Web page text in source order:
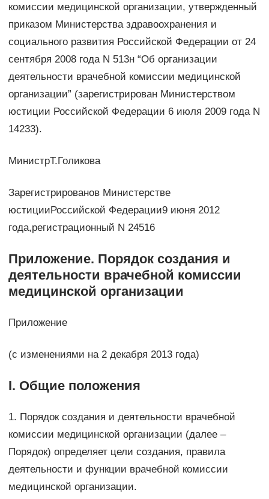
комиссии медицинской организации, утвержденный
приказом Министерства здравоохранения и
социального развития Российской Федерации от 24
сентября 2008 года N 513н “Об организации
деятельности врачебной комиссии медицинской
организации” (зарегистрирован Министерством
юстиции Российской Федерации 6 июля 2009 года N
14233).
МинистрТ.Голикова
Зарегистрированов Министерстве
юстицииРоссийской Федерации9 июня 2012
года,регистрационный N 24516
Приложение. Порядок создания и
деятельности врачебной комиссии
медицинской организации
Приложение
(с изменениями на 2 декабря 2013 года)
I. Общие положения
1. Порядок создания и деятельности врачебной
комиссии медицинской организации (далее –
Порядок) определяет цели создания, правила
деятельности и функции врачебной комиссии
медицинской организации.